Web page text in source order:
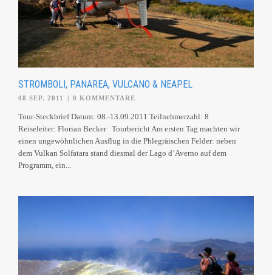
STROMBOLI, PANAREA, VULCANO & NEAPEL
08 SEP. 2011 | 0 KOMMENTARE
Tour-Steckbrief Datum: 08.-13.09.2011 Teilnehmerzahl: 8
Reiseleiter: Florian Becker Tourbericht Am ersten Tag machten wir
einen ungewöhnlichen Ausflug in die Phlegräischen Felder: neben
dem Vulkan Solfatara stand diesmal der Lago d’Averno auf dem
Programm, ein...